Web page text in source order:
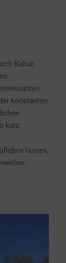
Kultur,
konstanten
kurz.
lassen,